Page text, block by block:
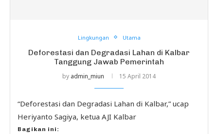
Lingkungan Utama
Deforestasi dan Degradasi Lahan di Kalbar
Tanggung Jawab Pemerintah
by admin_miun 15 April 2014
“Deforestasi dan Degradasi Lahan di Kalbar,” ucap
Heriyanto Sagiya, ketua AJI Kalbar
Bagikan ini: